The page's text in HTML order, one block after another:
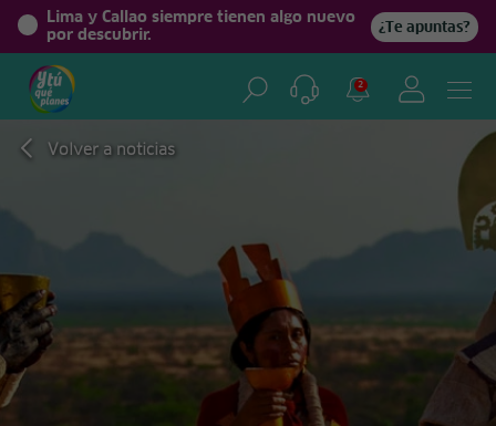
Lima y Callao siempre tienen algo nuevo
por descubrir.
¿Te apuntas?
2
Volver a noticias